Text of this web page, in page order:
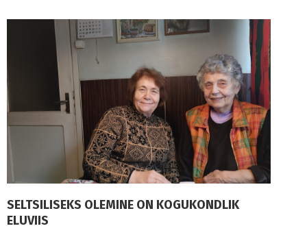
SELTSILISEKS OLEMINE ON KOGUKONDLIK
ELUVIIS